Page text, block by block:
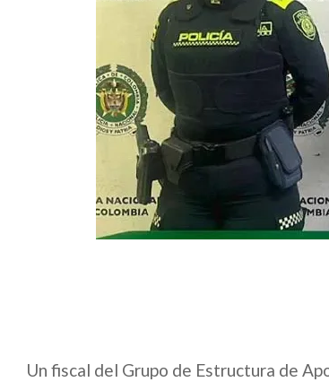
Un fiscal del Grupo de Estructura de